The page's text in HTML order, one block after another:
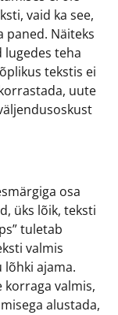
vaid ka see,
paned. Näiteks
lugedes teha
tekstis ei
uute
osa
üks lõik, teksti
tuletab
valmis
ajama.
valmis,
alustada,